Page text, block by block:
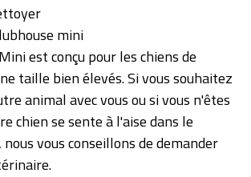
mini
est conçu pour les chiens de
taille bien élevés. Si vous souhaitez
animal avec vous ou si vous n'êtes
chien se sente à l'aise dans le
vous conseillons de demander